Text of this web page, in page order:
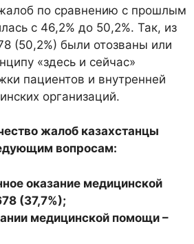
по сравнению с прошлым
с 46,2% до 50,2%. Так, из
(50,2%) были отозваны или
«здесь и сейчас»
пациентов и внутренней
организаций.
жалоб казахстанцы
вопросам:
оказание медицинской
(37,7%);
медицинской помощи –